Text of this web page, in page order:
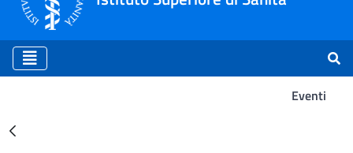
Eventi
Risultati della Ricerca -